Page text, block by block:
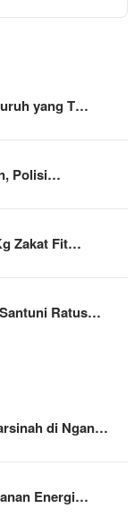
yang T…
Polisi…
Zakat Fit…
Ratus…
di Ngan…
Energi…